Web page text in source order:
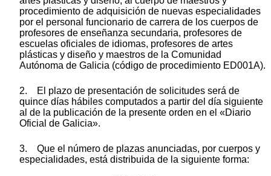
procedimiento de adquisición de nuevas especialidades
por el personal funcionario de carrera de los cuerpos de
profesores de enseñanza secundaria, profesores de
escuelas oficiales de idiomas, profesores de artes
plásticas y diseño y maestros de la Comunidad
Autónoma de Galicia (código de procedimiento ED001A).
2. El plazo de presentación de solicitudes será de
quince días hábiles computados a partir del día siguiente
al de la publicación de la presente orden en el «Diario
Oficial de Galicia».
3. Que el número de plazas anunciadas, por cuerpos y
especialidades, está distribuida de la siguiente forma: